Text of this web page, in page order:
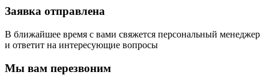
Заявка отправлена
В ближайшее время с вами свяжется персональный менеджер
и ответит на интересующие вопросы
Мы вам перезвоним